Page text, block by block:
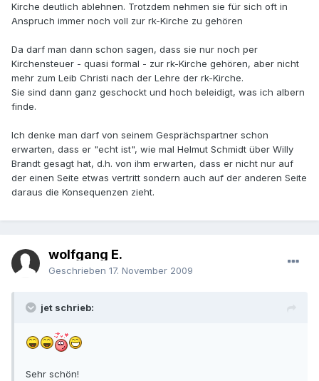
Kirche deutlich ablehnen. Trotzdem nehmen sie für sich oft in
Anspruch immer noch voll zur rk-Kirche zu gehören
Da darf man dann schon sagen, dass sie nur noch per
Kirchensteuer - quasi formal - zur rk-Kirche gehören, aber nicht
mehr zum Leib Christi nach der Lehre der rk-Kirche.
Sie sind dann ganz geschockt und hoch beleidigt, was ich albern
finde.
Ich denke man darf von seinem Gesprächspartner schon
erwarten, dass er "echt ist", wie mal Helmut Schmidt über Willy
Brandt gesagt hat, d.h. von ihm erwarten, dass er nicht nur auf
der einen Seite etwas vertritt sondern auch auf der anderen Seite
daraus die Konsequenzen zieht.
wolfgang E.
Geschrieben 17. November 2009
jet schrieb:
Sehr schön!